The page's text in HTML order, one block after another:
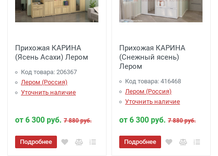
Прихожая КАРИНА
(Ясень Асахи) Лером
Код товара: 206367
Лером (Россия)
Уточнить наличие
от 6 300 руб. 7 880 руб.
Подробнее
Прихожая КАРИНА
(Снежный ясень)
Лером
Код товара: 416468
Лером (Россия)
Уточнить наличие
от 6 300 руб. 7 880 руб.
Подробнее